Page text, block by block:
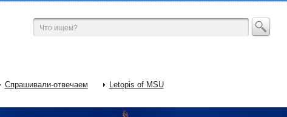
Спрашивали-отвечаем Letopis of MSU